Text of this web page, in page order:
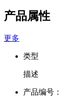
产品属性
更多
类型
描述
产品编号：